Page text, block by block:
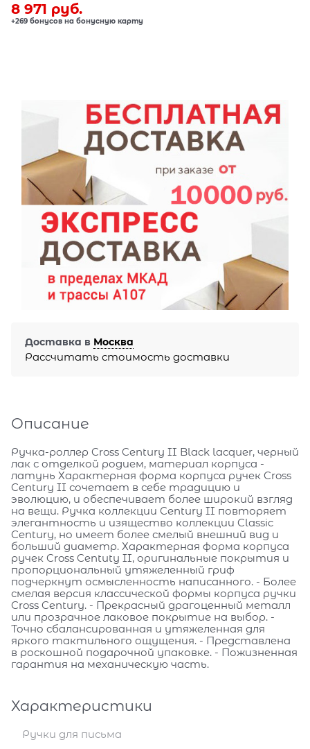
8 971 руб.
+269 бонусов на бонусную карту
Доставка в Москва
Рассчитать стоимость доставки
Описание
Ручка-роллер Cross Century II Black lacquer, черный
лак с отделкой родием, материал корпуса -
латунь Характерная форма корпуса ручек Cross
Century II сочетает в себе традицию и
эволюцию, и обеспечивает более широкий взгляд
на вещи. Ручка коллекции Century II повторяет
элегантность и изящество коллекции Classic
Century, но имеет более смелый внешний вид и
больший диаметр. Характерная форма корпуса
ручек Cross Centuty II, оригинальные покрытия и
пропорциональный утяжеленный гриф
подчеркнут осмысленность написанного. - Более
смелая версия классической формы корпуса ручки
Cross Century. - Прекрасный драгоценный металл
или прозрачное лаковое покрытие на выбор. -
Точно сбалансированная и утяжеленная для
яркого тактильного ощущения. - Представлена
в роскошной подарочной упаковке. - Пожизненная
гарантия на механическую часть.
Характеристики
Ручки для письма